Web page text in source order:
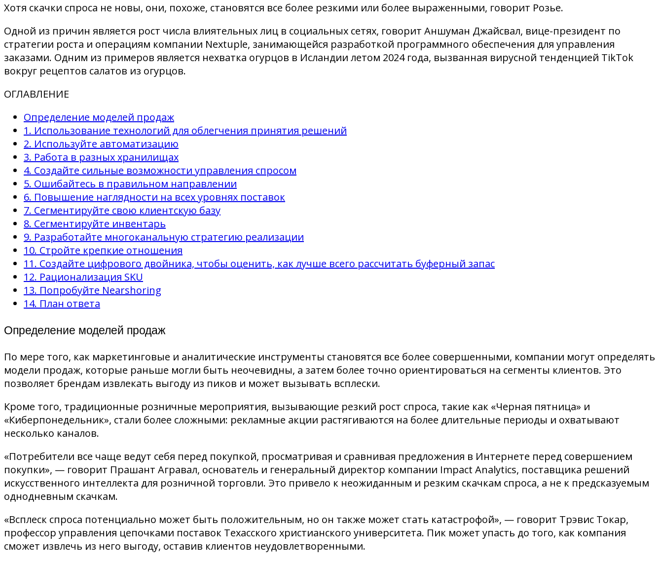
Хотя скачки спроса не новы, они, похоже, становятся все более резкими или более выраженными, говорит Розье.
Одной из причин является рост числа влиятельных лиц в социальных сетях, говорит Аншуман Джайсвал, вице-президент по
стратегии роста и операциям компании Nextuple, занимающейся разработкой программного обеспечения для управления
заказами. Одним из примеров является нехватка огурцов в Исландии летом 2024 года, вызванная вирусной тенденцией TikTok
вокруг рецептов салатов из огурцов.
ОГЛАВЛЕНИЕ
Определение моделей продаж
1. Использование технологий для облегчения принятия решений
2. Используйте автоматизацию
3. Работа в разных хранилищах
4. Создайте сильные возможности управления спросом
5. Ошибайтесь в правильном направлении
6. Повышение наглядности на всех уровнях поставок
7. Сегментируйте свою клиентскую базу
8. Сегментируйте инвентарь
9. Разработайте многоканальную стратегию реализации
10. Стройте крепкие отношения
11. Создайте цифрового двойника, чтобы оценить, как лучше всего рассчитать буферный запас
12. Рационализация SKU
13. Попробуйте Nearshoring
14. План ответа
Определение моделей продаж
По мере того, как маркетинговые и аналитические инструменты становятся все более совершенными, компании могут определять
модели продаж, которые раньше могли быть неочевидны, а затем более точно ориентироваться на сегменты клиентов. Это
позволяет брендам извлекать выгоду из пиков и может вызывать всплески.
Кроме того, традиционные розничные мероприятия, вызывающие резкий рост спроса, такие как «Черная пятница» и
«Киберпонедельник», стали более сложными: рекламные акции растягиваются на более длительные периоды и охватывают
несколько каналов.
«Потребители все чаще ведут себя перед покупкой, просматривая и сравнивая предложения в Интернете перед совершением
покупки», — говорит Прашант Агравал, основатель и генеральный директор компании Impact Analytics, поставщика решений
искусственного интеллекта для розничной торговли. Это привело к неожиданным и резким скачкам спроса, а не к предсказуемым
однодневным скачкам.
«Всплеск спроса потенциально может быть положительным, но он также может стать катастрофой», — говорит Трэвис Токар,
профессор управления цепочками поставок Техасского христианского университета. Пик может упасть до того, как компания
сможет извлечь из него выгоду, оставив клиентов неудовлетворенными.